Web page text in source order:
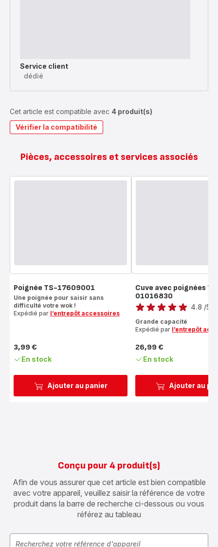
Service client
dédié
Cet article est compatible avec 4 produit(s)
Vérifier la compatibilité
Pièces, accessoires et services associés
Ajouter au panier
Poignée TS-17609001
Une poignée pour saisir sans
difficulté votre wok !
Expédié par l’entrepôt accessoires
Prix
3,99 €
En stock
Ajouter au
Cuve avec poignées
01016830
Note
4.8 /5
Grande capacité
Expédié par l’entrepôt
Prix
26,99 €
En stock
Conçu pour 4 produit(s)
Afin de vous assurer que cet article est bien compatible
avec votre appareil, veuillez saisir la référence de votre
produit dans la barre de recherche ci-dessous ou vous
référez au tableau